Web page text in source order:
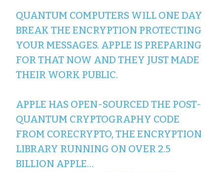
QUANTUM COMPUTERS WILL ONE DAY
BREAK THE ENCRYPTION PROTECTING
YOUR MESSAGES. APPLE IS PREPARING
FOR THAT NOW AND THEY JUST MADE
THEIR WORK PUBLIC.
APPLE HAS OPEN-SOURCED THE POST-
QUANTUM CRYPTOGRAPHY CODE
FROM CORECRYPTO, THE ENCRYPTION
LIBRARY RUNNING ON OVER 2.5
BILLION APPLE…